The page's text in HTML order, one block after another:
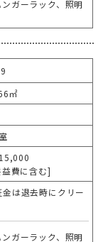
ガーラック、照明
㎡
費に含む]
は退去時にクリー
ガーラック、照明